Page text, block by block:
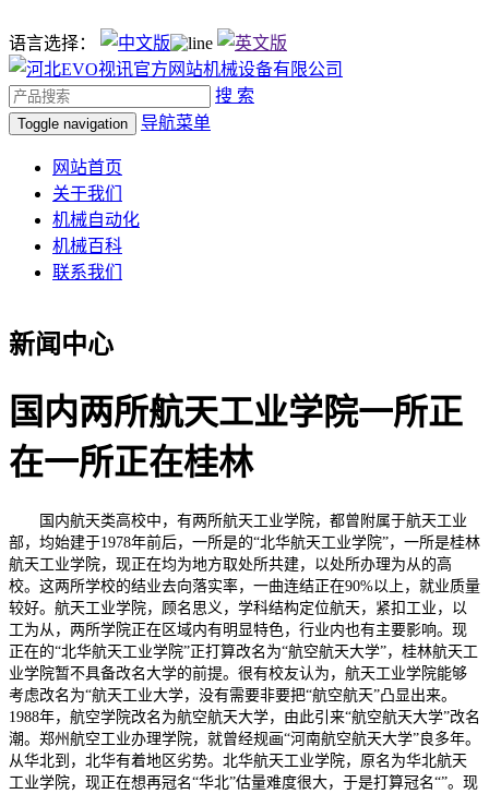
语言选择：
搜 索
Toggle navigation 导航菜单
网站首页
关于我们
机械自动化
机械百科
联系我们
新闻中心
国内两所航天工业学院一所正
在一所正在桂林
国内航天类高校中，有两所航天工业学院，都曾附属于航天工业
部，均始建于1978年前后，一所是的“北华航天工业学院”，一所是桂林
航天工业学院，现正在均为地方取处所共建，以处所办理为从的高
校。这两所学校的结业去向落实率，一曲连结正在90%以上，就业质量
较好。航天工业学院，顾名思义，学科结构定位航天，紧扣工业，以
工为从，两所学院正在区域内有明显特色，行业内也有主要影响。现
正在的“北华航天工业学院”正打算改名为“航空航天大学”，桂林航天工
业学院暂不具备改名大学的前提。很有校友认为，航天工业学院能够
考虑改名为“航天工业大学，没有需要非要把“航空航天”凸显出来。
1988年，航空学院改名为航空航天大学，由此引来“航空航天大学”改名
潮。郑州航空工业办理学院，就曾经规画“河南航空航天大学”良多年。
从华北到，北华有着地区劣势。北华航天工业学院，原名为华北航天
工业学院，现正在想再冠名“华北”估量难度很大，于是打算冠名“”。现